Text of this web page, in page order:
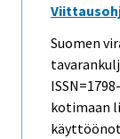
Suomen
kotimaan